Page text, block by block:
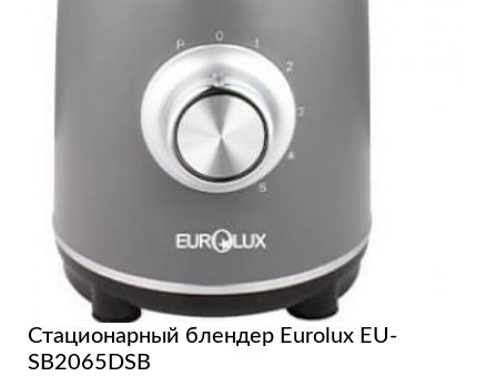
Стационарный блендер Eurolux EU-
SB2065DSB